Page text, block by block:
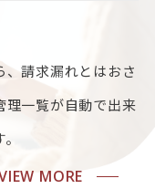
請求漏れとはおさ
理一覧が自動で出来
MORE